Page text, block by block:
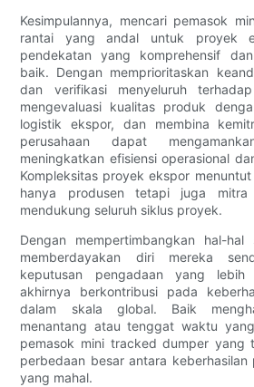
Kesimpulannya, mencari pemasok
rantai yang andal untuk proyek
pendekatan yang komprehensif
baik. Dengan memprioritaskan
dan verifikasi menyeluruh
mengevaluasi kualitas produk
logistik ekspor, dan membina
perusahaan dapat
meningkatkan efisiensi operasional
Kompleksitas proyek ekspor
hanya produsen tetapi juga
mendukung seluruh siklus proyek.
Dengan mempertimbangkan hal-
memberdayakan diri mereka
keputusan pengadaan yang
akhirnya berkontribusi pada
dalam skala global. Baik
menantang atau tenggat waktu
pemasok mini tracked dumper yang
perbedaan besar antara
yang mahal.